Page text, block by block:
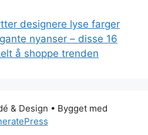
designere lyse farger
nyanser – disse 16
å shoppe trenden
& Design • Bygget med